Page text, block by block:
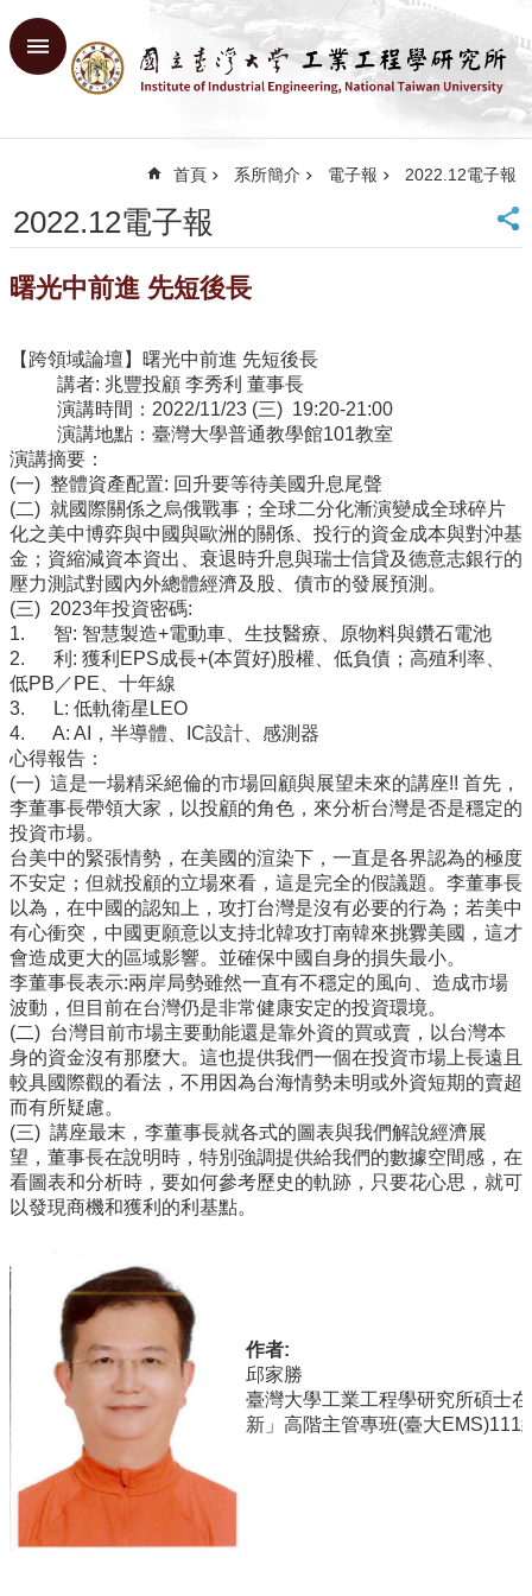
跳到主要內容區塊
進
首
頁
大
網
覽
English
系
所
簡
介
簡
教
學
研
究
系
所
成
員
入
學
管
道
學
生
專
區
捐
款
專
首頁 系所簡介 電子報 2022.12電子報
2022.12電子報
曙光中前進 先短後長
【跨領域論壇】曙光中前進 先短後長
講者: 兆豐投顧 李秀利 董事長
演講時間：2022/11/23 (三) 19:20-21:00
演講地點：臺灣大學普通教學館101教室
演講摘要：
(一) 整體資產配置: 回升要等待美國升息尾聲
(二) 就國際關係之烏俄戰事；全球二分化漸演變成全球碎片
化之美中博弈與中國與歐洲的關係、投行的資金成本與對沖基
金；資縮減資本資出、衰退時升息與瑞士信貸及德意志銀行的
壓力測試對國內外總體經濟及股、債市的發展預測。
(三) 2023年投資密碼:
1. 智: 智慧製造+電動車、生技醫療、原物料與鑽石電池
2. 利: 獲利EPS成長+(本質好)股權、低負債；高殖利率、
低PB／PE、十年線
3. L: 低軌衛星LEO
4. A: AI，半導體、IC設計、感測器
心得報告：
(一) 這是一場精采絕倫的市場回顧與展望未來的講座!! 首先，
李董事長帶領大家，以投顧的角色，來分析台灣是否是穩定的
投資市場。
台美中的緊張情勢，在美國的渲染下，一直是各界認為的極度
不安定；但就投顧的立場來看，這是完全的假議題。李董事長
以為，在中國的認知上，攻打台灣是沒有必要的行為；若美中
有心衝突，中國更願意以支持北韓攻打南韓來挑釁美國，這才
會造成更大的區域影響。並確保中國自身的損失最小。
李董事長表示:兩岸局勢雖然一直有不穩定的風向、造成市場
波動，但目前在台灣仍是非常健康安定的投資環境。
(二) 台灣目前市場主要動能還是靠外資的買或賣，以台灣本
身的資金沒有那麼大。這也提供我們一個在投資市場上長遠且
較具國際觀的看法，不用因為台海情勢未明或外資短期的賣超
而有所疑慮。
(三) 講座最末，李董事長就各式的圖表與我們解說經濟展
望，董事長在說明時，特別強調提供給我們的數據空間感，在
看圖表和分析時，要如何參考歷史的軌跡，只要花心思，就可
以發現商機和獲利的利基點。
作者:
邱家勝
臺灣大學工業工程學研究所碩士
新」高階主管專班(臺大EMS)111